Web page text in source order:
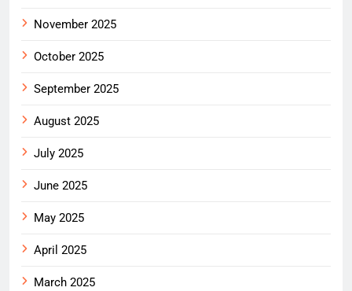
November 2025
October 2025
September 2025
August 2025
July 2025
June 2025
May 2025
April 2025
March 2025